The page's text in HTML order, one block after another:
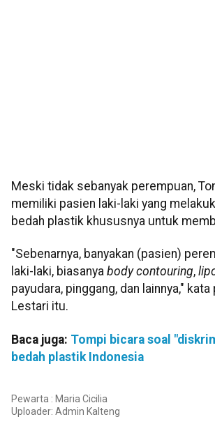
Meski tidak sebanyak perempuan,
memiliki pasien laki-laki yang
bedah plastik khususnya untuk
"Sebenarnya, banyakan (pasien)
laki-laki, biasanya body contouring,
payudara, pinggang, dan lainnya,"
Lestari itu.
Baca juga: Tompi bicara soal
bedah plastik Indonesia
Pewarta : Maria Cicilia
Uploader: Admin Kalteng